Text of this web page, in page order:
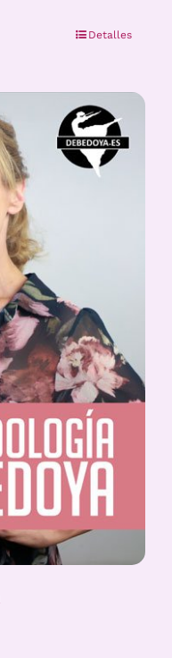
Detalles